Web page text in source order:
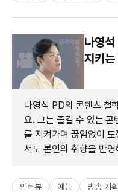
나영
지키
나영석 PD의 콘텐츠 철
요. 그는 즐길 수 있는 콘
를 지켜가며 끊임없이
서도 본인의 취향을 반
인터뷰 예능 방송 기획